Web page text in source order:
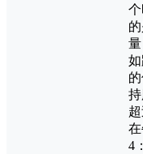
如
在
4